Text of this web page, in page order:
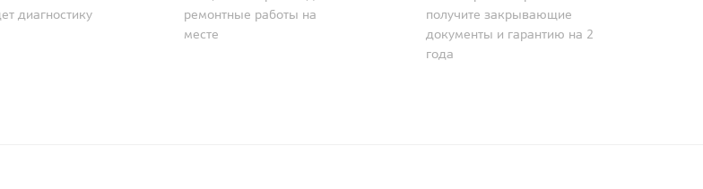
диагностику
ремонтные работы на
месте
получите закрывающие
документы и гарантию на 2
года